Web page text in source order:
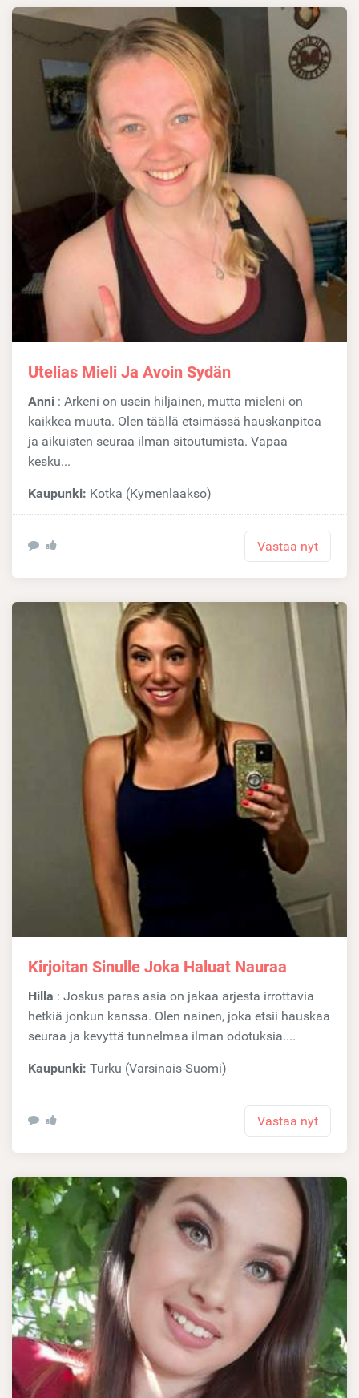
Utelias Mieli Ja Avoin Sydän
Anni : Arkeni on usein hiljainen, mutta mieleni on
kaikkea muuta. Olen täällä etsimässä hauskanpitoa
ja aikuisten seuraa ilman sitoutumista. Vapaa
kesku...
Kaupunki: Kotka (Kymenlaakso)
Vastaa nyt
Kirjoitan Sinulle Joka Haluat Nauraa
Hilla : Joskus paras asia on jakaa arjesta irrottavia
hetkiä jonkun kanssa. Olen nainen, joka etsii hauskaa
seuraa ja kevyttä tunnelmaa ilman odotuksia....
Kaupunki: Turku (Varsinais-Suomi)
Vastaa nyt